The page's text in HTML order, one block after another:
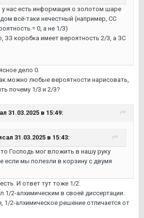
у нас есть информация о золотом шаре
всё-таки нечестный (например, СС
= 0, а не 1/3)
ЗЗ коробка имеет вероятность 2/3, а ЗС
дело 0.
можно любые вероятности нарисовать,
почему 1/3 и 2/3?
31.03.2025 в 15:49:
31.03.2025 в 15:43:
Господь мог вложить в нашу руку
если мы полезли в корзину с двумя
И ответ тут тоже 1/2.
1/2-алхимическим в своей диссертации.
1/2-алхимическое решение отличается от